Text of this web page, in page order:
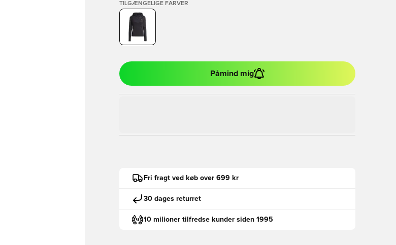
TILGÆNGELIGE FARVER
Påmind mig
Fri fragt ved køb over 699 kr
30 dages returret
10 milioner tilfredse kunder siden 1995